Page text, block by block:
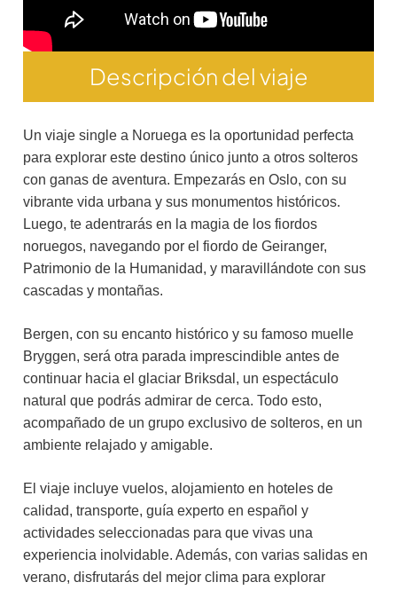
Descripción del viaje
Un viaje single a Noruega es la oportunidad perfecta
para explorar este destino único junto a otros solteros
con ganas de aventura. Empezarás en Oslo, con su
vibrante vida urbana y sus monumentos históricos.
Luego, te adentrarás en la magia de los fiordos
noruegos, navegando por el fiordo de Geiranger,
Patrimonio de la Humanidad, y maravillándote con sus
cascadas y montañas.
Bergen, con su encanto histórico y su famoso muelle
Bryggen, será otra parada imprescindible antes de
continuar hacia el glaciar Briksdal, un espectáculo
natural que podrás admirar de cerca. Todo esto,
acompañado de un grupo exclusivo de solteros, en un
ambiente relajado y amigable.
El viaje incluye vuelos, alojamiento en hoteles de
calidad, transporte, guía experto en español y
actividades seleccionadas para que vivas una
experiencia inolvidable. Además, con varias salidas en
verano, disfrutarás del mejor clima para explorar